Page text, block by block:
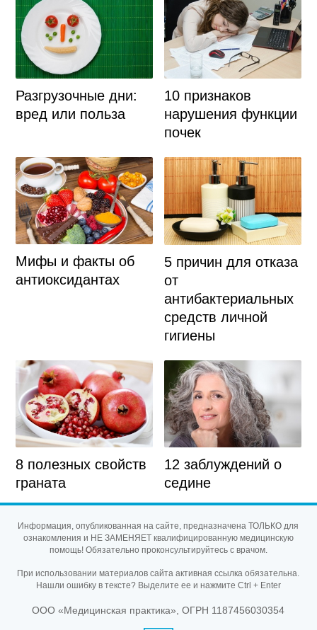
Разгрузочные дни:
вред или польза
10 признаков
нарушения функции
почек
Мифы и факты об
антиоксидантах
5 причин для отказа
от
антибактериальных
средств личной
гигиены
8 полезных свойств
граната
12 заблуждений о
седине
Информация, опубликованная на сайте, предназначена ТОЛЬКО для
ознакомления и НЕ ЗАМЕНЯЕТ квалифицированную медицинскую
помощь! Обязательно проконсультируйтесь с врачом.
При использовании материалов сайта активная ссылка обязательна.
Нашли ошибку в тексте? Выделите ее и нажмите Ctrl + Enter
ООО «Медицинская практика», ОГРН 1187456030354